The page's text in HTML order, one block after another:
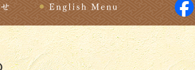
商品のお取り寄せ